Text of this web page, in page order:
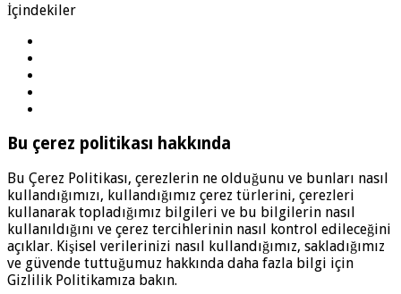
İçindekiler
Bu çerez politikası hakkında
Bu Çerez Politikası, çerezlerin ne olduğunu ve bunları nasıl
kullandığımızı, kullandığımız çerez türlerini, çerezleri
kullanarak topladığımız bilgileri ve bu bilgilerin nasıl
kullanıldığını ve çerez tercihlerinin nasıl kontrol edileceğini
açıklar. Kişisel verilerinizi nasıl kullandığımız, sakladığımız
ve güvende tuttuğumuz hakkında daha fazla bilgi için
Gizlilik Politikamıza bakın.